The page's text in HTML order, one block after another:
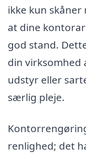
ikke kun skåner
at dine
god stand.
din virksomhed
udstyr eller
særlig pleje.
renlighed; det